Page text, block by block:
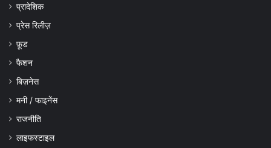
प्रादेशिक
प्रेस रिलीज़
फ़ूड
फैशन
बिज़नेस
मनी / फाइनेंस
राजनीति
लाइफस्टाइल